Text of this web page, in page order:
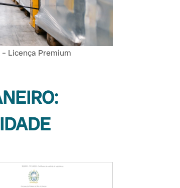
Licença Premium